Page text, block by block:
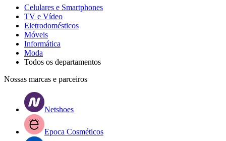
Celulares e Smartphones
TV e Vídeo
Eletrodomésticos
Móveis
Informática
Moda
Todos os departamentos
Nossas marcas e parceiros
Netshoes
Epoca Cosméticos